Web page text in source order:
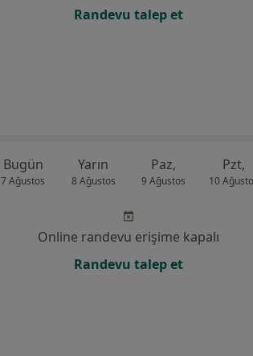
Randevu talep et
Bugün
7 Ağustos
Yarın
8 Ağustos
Paz,
9 Ağustos
Pzt,
10
Online randevu erişime kapalı
Randevu talep et